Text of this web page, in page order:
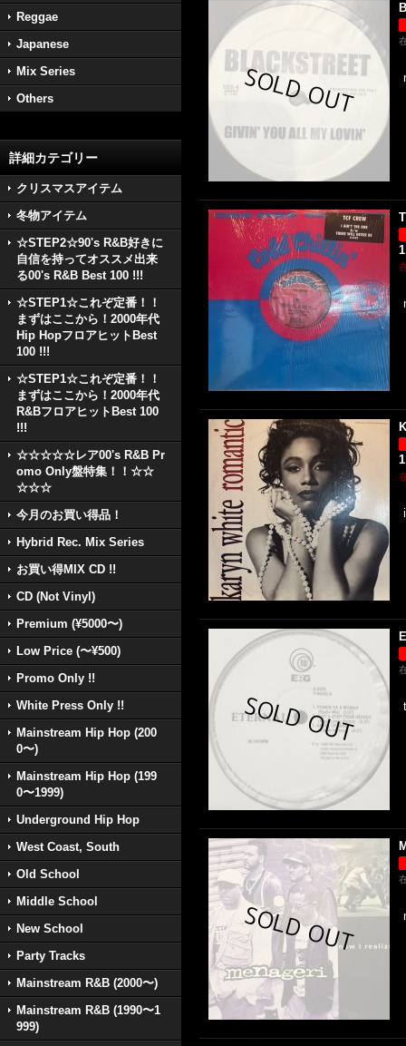
Reggae
Japanese
Mix Series
Others
詳細カテゴリー
クリスマスアイテム
冬物アイテム
☆STEP2☆90's R&B好きに
自信を持ってオススメ出来
る00's R&B Best 100 !!!
☆STEP1☆これぞ定番！！
まずはここから！2000年代
Hip HopフロアヒットBest
100 !!!
☆STEP1☆これぞ定番！！
まずはここから！2000年代
R&BフロアヒットBest 100
!!!
☆☆☆☆☆レア00's R&B Pr
omo Only盤特集！！☆☆
☆☆☆
今月のお買い得品！
Hybrid Rec. Mix Series
お買い得MIX CD !!
CD (Not Vinyl)
Premium (¥5000〜)
Low Price (〜¥500)
Promo Only !!
White Press Only !!
Mainstream Hip Hop (200
0〜)
Mainstream Hip Hop (199
0〜1999)
Underground Hip Hop
West Coast, South
Old School
Middle School
New School
Party Tracks
Mainstream R&B (2000〜)
Mainstream R&B (1990〜1
999)